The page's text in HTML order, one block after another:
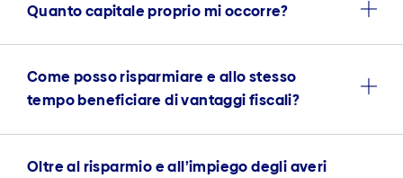
Quanto capitale proprio mi occorre?
Come posso risparmiare e allo stesso
tempo beneficiare di vantaggi fiscali?
Oltre al risparmio e all’impiego degli averi